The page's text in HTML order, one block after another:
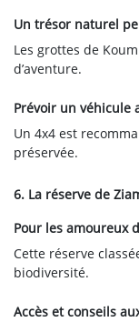
Un trésor naturel
Les grottes de
d’aventure.
Prévoir un véhicule
Un 4x4 est
préservée.
6. La réserve de
Pour les amoureux
Cette réserve
biodiversité.
Accès et conseils